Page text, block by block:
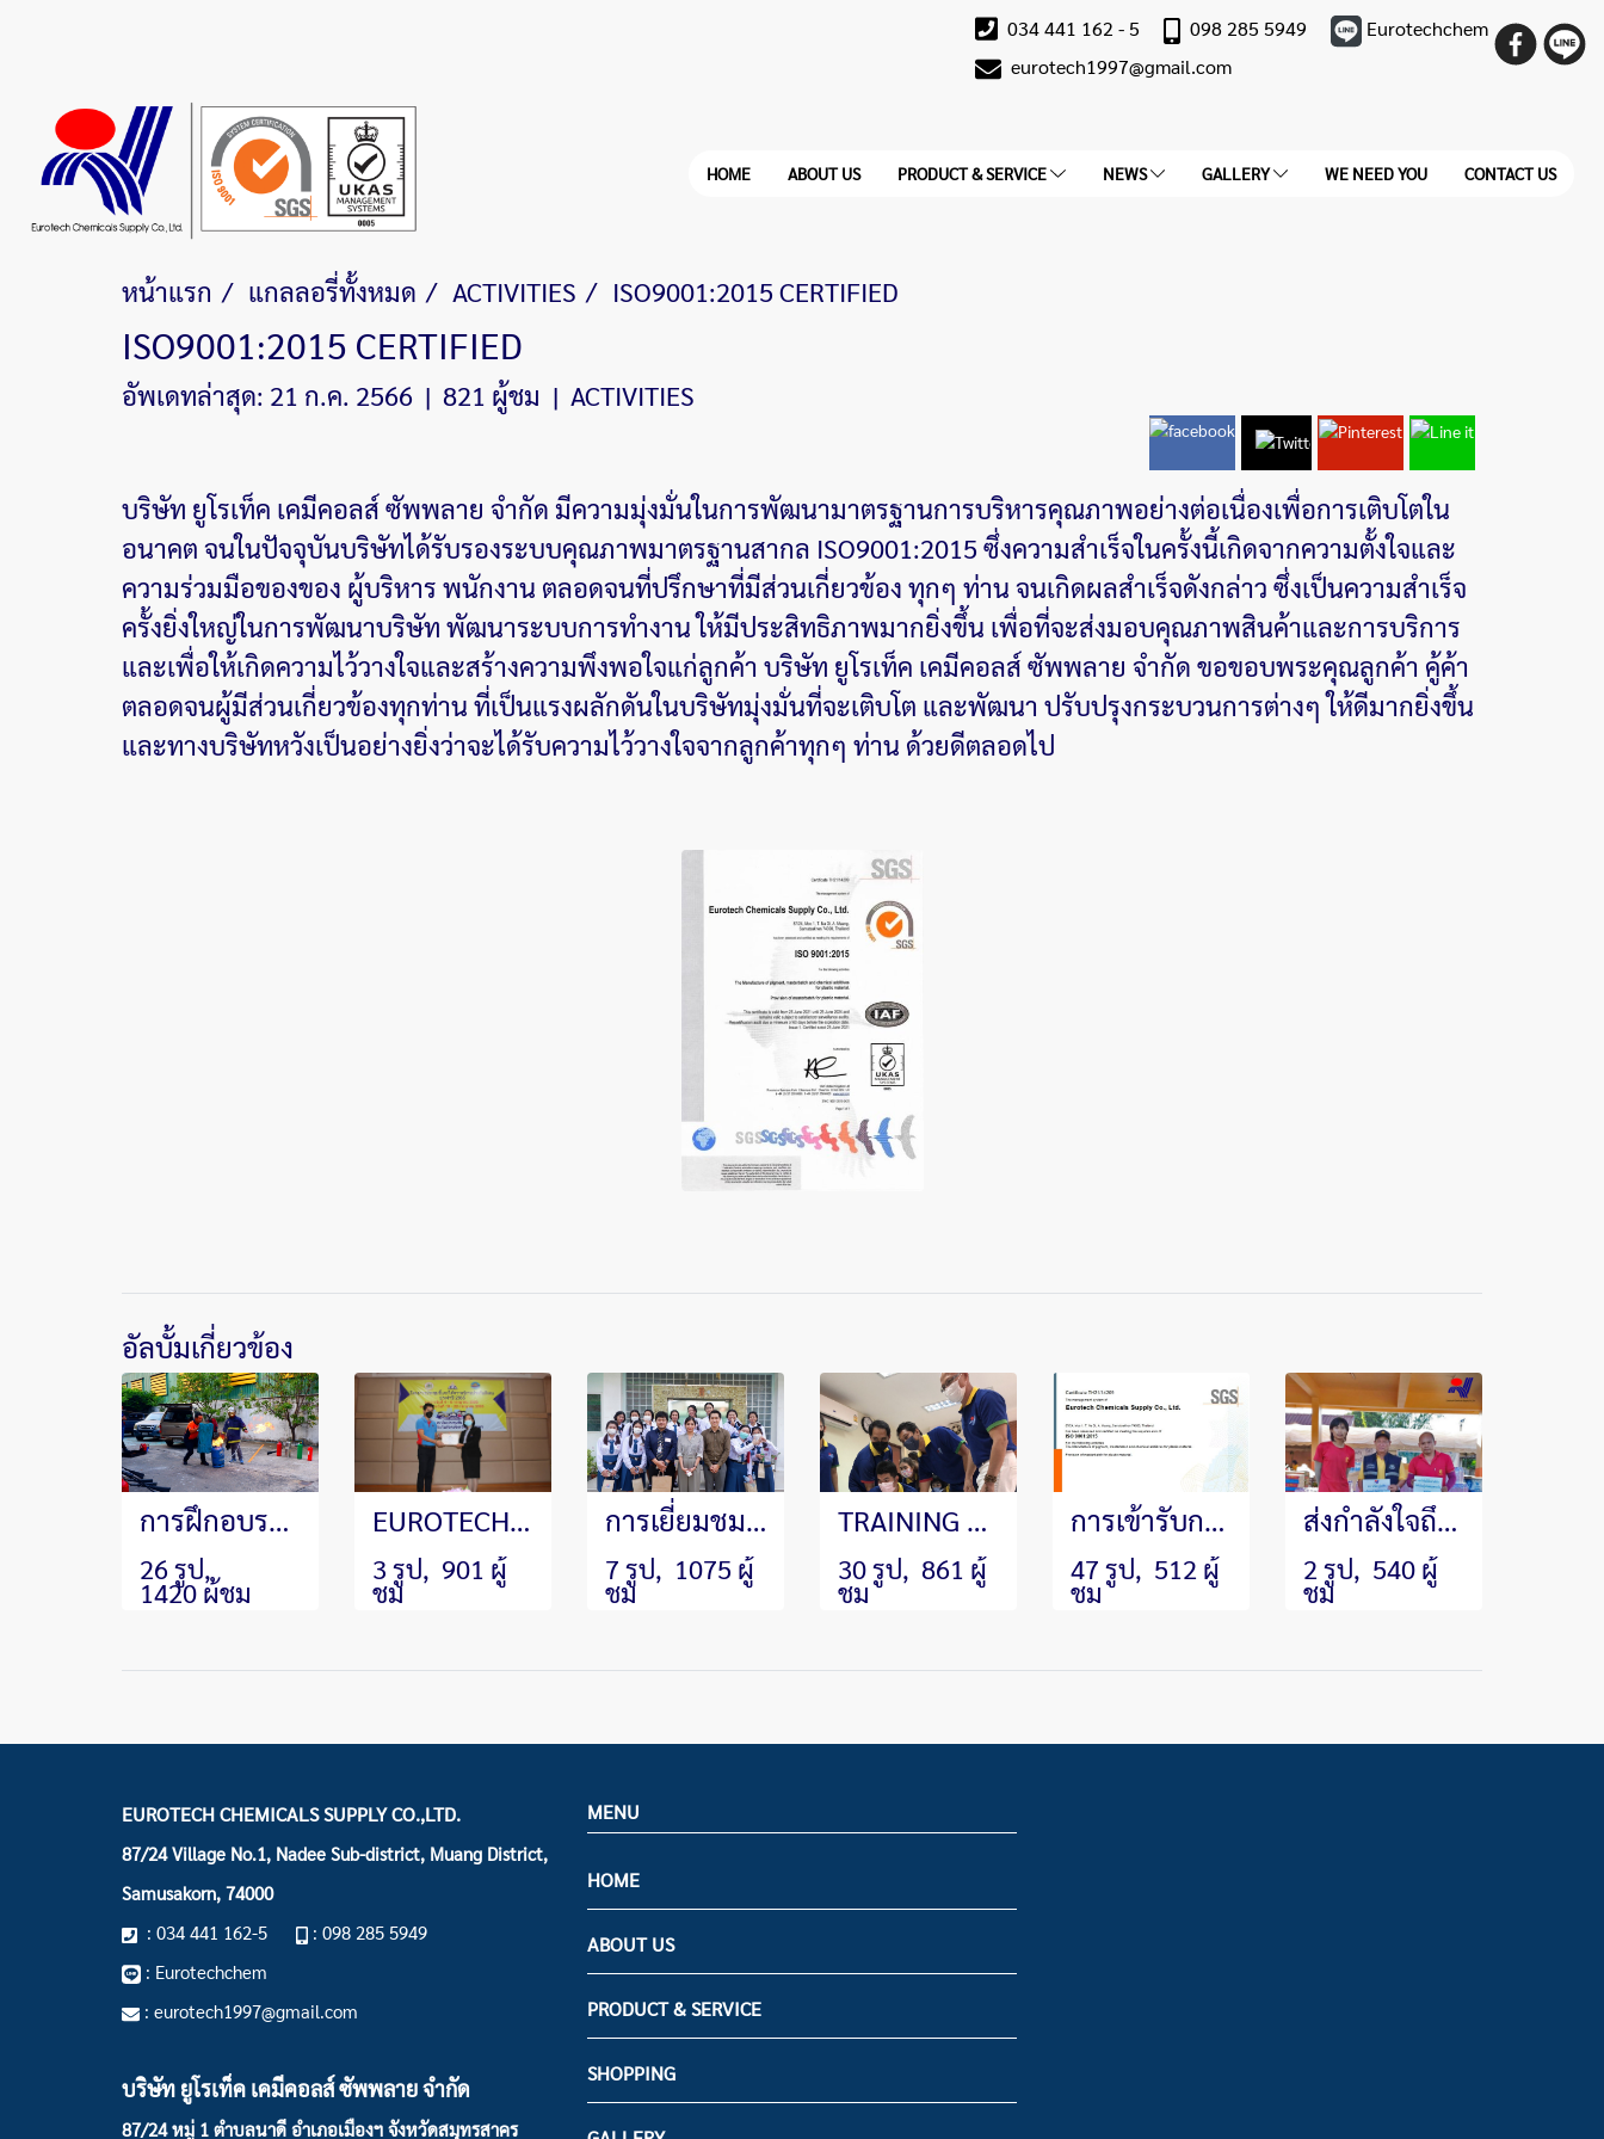
034 441 162 - 5 098 285 5949
Eurotechchem
eurotech1997@gmail.com
HOME ABOUT US PRODUCT & SERVICE NEWS GALLERY WE NEED YOU CONTACT US
หน้าแรก แกลลอรี่ทั้งหมด ACTIVITIES ISO9001:2015 CERTIFIED
ISO9001:2015 CERTIFIED
อัพเดทล่าสุด: 21 ก.ค. 2566 | 821 ผู้ชม | ACTIVITIES
บริษัท ยูโรเท็ค เคมีคอลส์ ซัพพลาย จำกัด มีความมุ่งมั่นในการพัฒนามาตรฐานการบริหารคุณภาพอย่างต่อเนื่องเพื่อการเติบโตใน
อนาคต จนในปัจจุบันบริษัทได้รับรองระบบคุณภาพมาตรฐานสากล ISO9001:2015 ซึ่งความสำเร็จในครั้งนี้เกิดจากความตั้งใจและ
ความร่วมมือของของ ผู้บริหาร พนักงาน ตลอดจนที่ปรึกษาที่มีส่วนเกี่ยวข้อง ทุกๆ ท่าน จนเกิดผลสำเร็จดังกล่าว ซึ่งเป็นความสำเร็จ
ครั้งยิ่งใหญ่ในการพัฒนาบริษัท พัฒนาระบบการทำงาน ให้มีประสิทธิภาพมากยิ่งขึ้น เพื่อที่จะส่งมอบคุณภาพสินค้าและการบริการ
และเพื่อให้เกิดความไว้วางใจและสร้างความพึงพอใจแก่ลูกค้า บริษัท ยูโรเท็ค เคมีคอลส์ ซัพพลาย จำกัด ขอขอบพระคุณลูกค้า คู้ค้า
ตลอดจนผู้มีส่วนเกี่ยวข้องทุกท่าน ที่เป็นแรงผลักดันในบริษัทมุ่งมั่นที่จะเติบโต และพัฒนา ปรับปรุงกระบวนการต่างๆ ให้ดีมากยิ่งขึ้น
และทางบริษัทหวังเป็นอย่างยิ่งว่าจะได้รับความไว้วางใจจากลูกค้าทุกๆ ท่าน ด้วยดีตลอดไป
อัลบั้มเกี่ยวข้อง
การฝึกอบรมหลักสูตรดับเพลิงขั้นต้นและซ้อมอพยพหนีไฟประจำปี 2020
26 รูป,
1420 ผู้ชม
EUROTECH SEMINAR
3 รูป, 901 ผู้
ชม
การเยี่ยมชมบริษัทฯ จากน้องๆ นักเรียน โรงเรียนอัสสัมชัญคอนแวนต์
7 รูป, 1075 ผู้
ชม
TRAINING ประจำปี 2023 หัวข้อ"การสร้างความรัก ความร่วมมือร่วมใจ สามัคคีและทำงานเป็นทีม
30 รูป, 861 ผู้
ชม
การเข้ารับการตรวจประเมินระบบคุณภาพมาตรฐานสากล ISO9001:2015 จาก SGS Thailand
47 รูป, 512 ผู้
ชม
ส่งกำลังใจถึงผู้ประสบเหตุการณ์อุทกภัย 2567
2 รูป, 540 ผู้
ชม
EUROTECH CHEMICALS SUPPLY CO.,LTD.
87/24 Village No.1, Nadee Sub-district, Muang District,
Samusakorn, 74000
: 034 441 162-5 : 098 285 5949
: Eurotechchem
: eurotech1997@gmail.com
บริษัท ยูโรเท็ค เคมีคอลส์ ซัพพลาย จำกัด
87/24 หมู่ 1 ตำบลนาดี อำเภอเมืองฯ จังหวัดสมุทรสาคร
MENU
HOME
ABOUT US
PRODUCT & SERVICE
SHOPPING